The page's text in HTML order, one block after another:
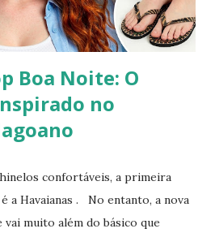
da lendária sola de borracha
de tecido drapeado com
Boa Noite: O
no
confortáveis, a primeira
a Havaianas . No entanto, a nova
muito além do básico que